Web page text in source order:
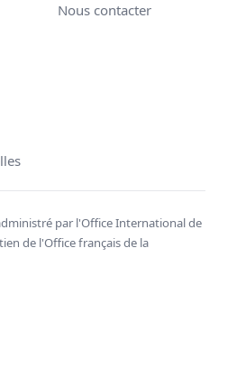
Nous contacter
par l'Office International de
de l'Office français de la